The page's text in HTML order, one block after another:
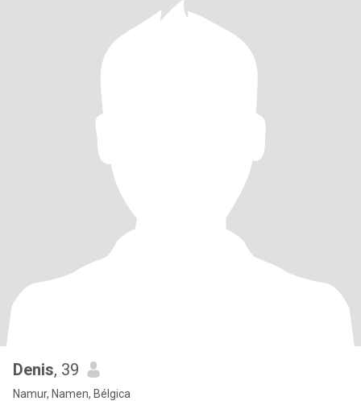
Denis, 39
Namur, Namen, Bélgica